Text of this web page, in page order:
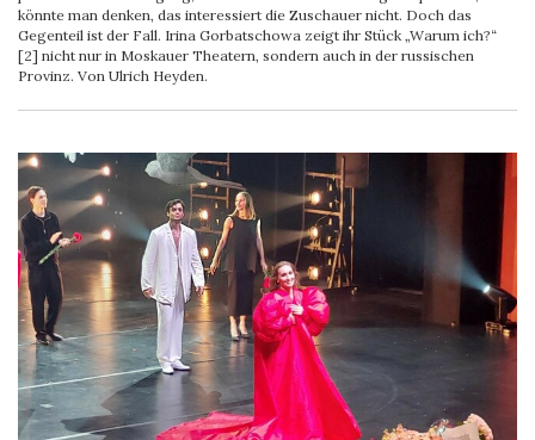
könnte man denken, das interessiert die Zuschauer nicht. Doch das
Gegenteil ist der Fall. Irina Gorbatschowa zeigt ihr Stück „Warum ich?“
[2] nicht nur in Moskauer Theatern, sondern auch in der russischen
Provinz. Von Ulrich Heyden.